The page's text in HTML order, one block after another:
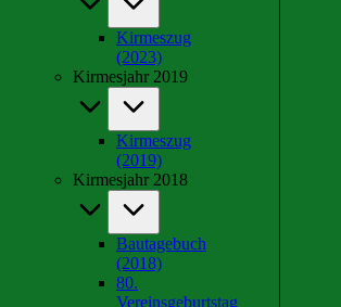
Kirmeszug
(2023)
Kirmesjahr 2019
Kirmeszug
(2019)
Kirmesjahr 2018
Bautagebuch
(2018)
80.
Vereinsgeburtstag